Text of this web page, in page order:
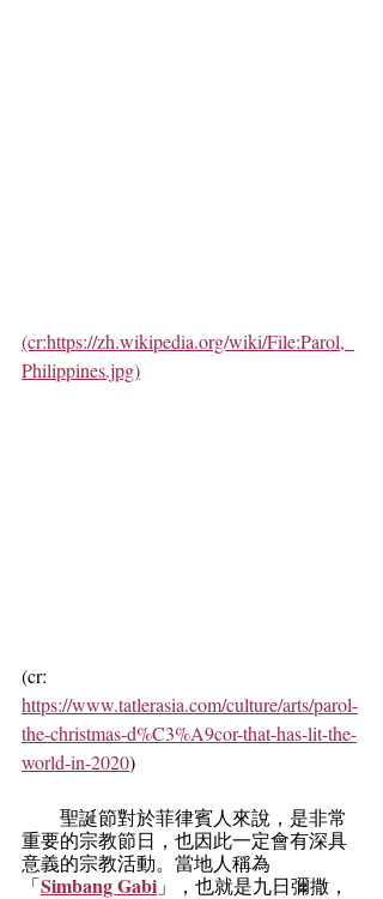
(cr:https://zh.wikipedia.org/wiki/File:Parol,_
Philippines.jpg)
(cr:
https://www.tatlerasia.com/culture/arts/parol-
the-christmas-d%C3%A9cor-that-has-lit-the-
world-in-2020)
聖誕節對於菲律賓人來說，是非常
重要的宗教節日，也因此一定會有深具
意義的宗教活動。當地人稱為
「Simbang Gabi 」，也就是九日彌撒，